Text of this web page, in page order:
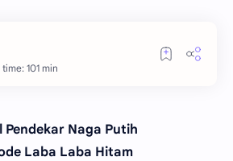
101 min
Pendekar Naga Putih
Laba Laba Hitam